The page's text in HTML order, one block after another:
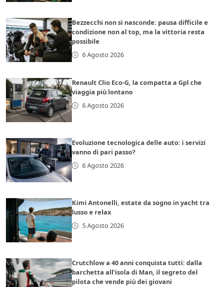
Bezzecchi non si nasconde: pausa difficile e
condizione non al top, ma la vittoria resta
possibile
6 Agosto 2026
Renault Clio Eco-G, la compatta a Gpl che
viaggia più lontano
6 Agosto 2026
Evoluzione tecnologica delle auto: i servizi
vanno di pari passo?
6 Agosto 2026
Kimi Antonelli, estate da sogno in yacht tra
lusso e relax
5 Agosto 2026
Crutchlow a 40 anni conquista tutti: dalla
barchetta all’isola di Man, il segreto del
pilota che vende più dei giovani